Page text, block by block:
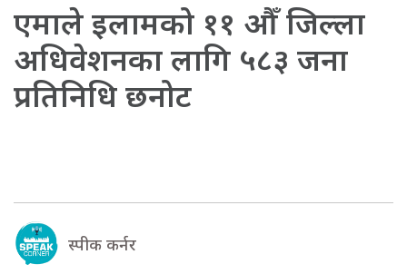
एमाले इलामको ११ औँ जिल्ला
अधिवेशनका लागि ५८३ जना
प्रतिनिधि छनोट
स्पीक कर्नर